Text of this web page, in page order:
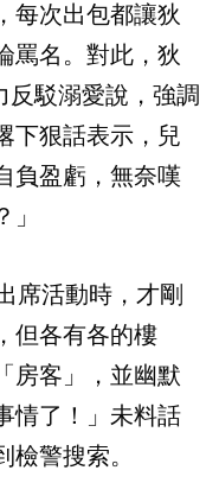
每次出包都讓狄
罵名。對此，狄
反駁溺愛說，強調
下狠話表示，兒
負盈虧，無奈嘆
席活動時，才剛
但各有各的樓
房客」，並幽默
情了！」未料話
警搜索。